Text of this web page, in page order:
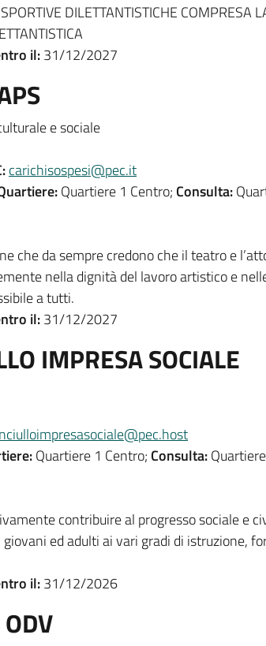
DILETTANTISTICHE COMPRESA
il:31/12/2027
e sociale
carichisospesi@pec.it
Quartiere 1 Centro; Consulta:
che da sempre credono che il teatro e
nella dignità del lavoro artistico e
a tutti.
il:31/12/2027
IMPRESA SOCIALE
Quartiere 1 Centro; Consulta:
contribuire al progresso sociale e
ed adulti ai vari gradi di istruzione,
il:31/12/2026